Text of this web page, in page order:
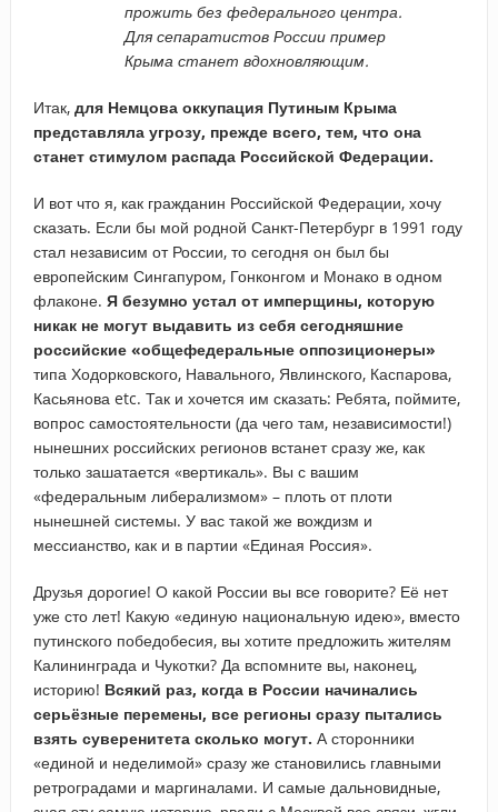
прожить без федерального центра.
Для сепаратистов России пример
Крыма станет вдохновляющим.
Итак, для Немцова оккупация Путиным Крыма
представляла угрозу, прежде всего, тем, что она
станет стимулом распада Российской Федерации.
И вот что я, как гражданин Российской Федерации, хочу
сказать. Если бы мой родной Санкт-Петербург в 1991 году
стал независим от России, то сегодня он был бы
европейским Сингапуром, Гонконгом и Монако в одном
флаконе. Я безумно устал от имперщины, которую
никак не могут выдавить из себя сегодняшние
российские «общефедеральные оппозиционеры»
типа Ходорковского, Навального, Явлинского, Каспарова,
Касьянова etc. Так и хочется им сказать: Ребята, поймите,
вопрос самостоятельности (да чего там, независимости!)
нынешних российских регионов встанет сразу же, как
только зашатается «вертикаль». Вы с вашим
«федеральным либерализмом» – плоть от плоти
нынешней системы. У вас такой же вождизм и
мессианство, как и в партии «Единая Россия».
Друзья дорогие! О какой России вы все говорите? Её нет
уже сто лет! Какую «единую национальную идею», вместо
путинского победобесия, вы хотите предложить жителям
Калининграда и Чукотки? Да вспомните вы, наконец,
историю! Всякий раз, когда в России начинались
серьёзные перемены, все регионы сразу пытались
взять суверенитета сколько могут. А сторонники
«единой и неделимой» сразу же становились главными
ретроградами и маргиналами. И самые дальновидные,